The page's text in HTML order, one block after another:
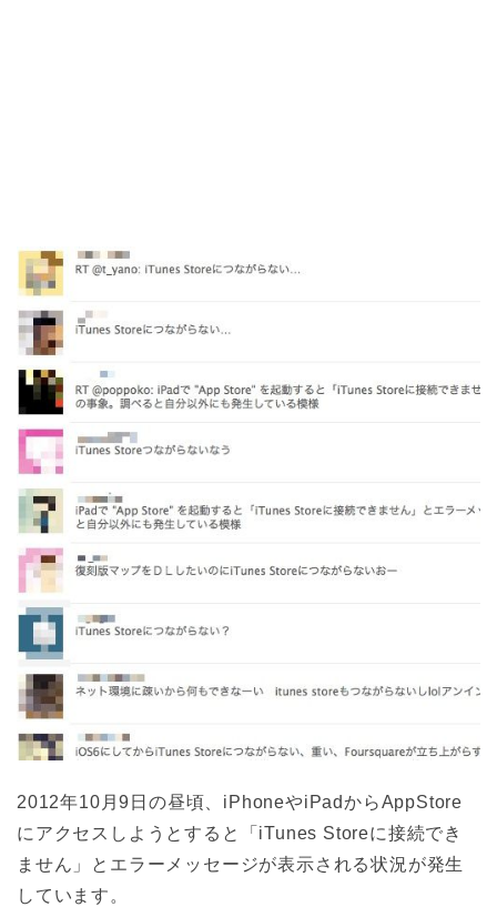
2012年10月9日の昼頃、iPhoneやiPadからAppStore
にアクセスしようとすると「iTunes Storeに接続でき
ません」とエラーメッセージが表示される状況が発生
しています。